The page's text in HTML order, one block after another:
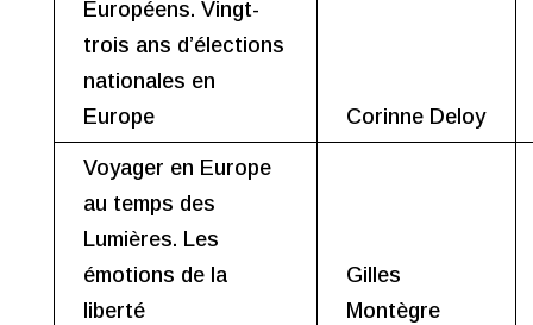
Européens. Vingt-
trois ans d’élections
nationales en
Europe
Corinne Deloy
Voyager en Europe
au temps des
Lumières. Les
émotions de la
liberté
Gilles
Montègre